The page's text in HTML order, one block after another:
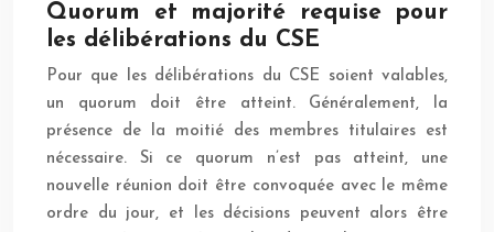
Quorum et majorité requise pour
les délibérations du CSE
Pour que les délibérations du CSE soient valables,
un quorum doit être atteint. Généralement, la
présence de la moitié des membres titulaires est
nécessaire. Si ce quorum n’est pas atteint, une
nouvelle réunion doit être convoquée avec le même
ordre du jour, et les décisions peuvent alors être